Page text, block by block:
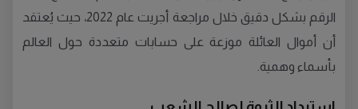
الرقم بشكل دقيق خلال مراجعة أجريت عام 2022، حيث يُعتقد
أن أموال العائلة موزعة على حسابات متعددة حول العالم
بأسماء وهمية.